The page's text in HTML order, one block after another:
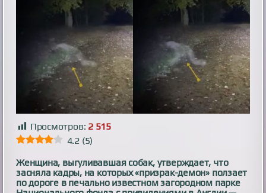
Просмотров: 2 515
4.2 (5)
Женщина, выгуливавшая собак, утверждает, что
засняла кадры, на которых «призрак-демон» ползает
по дороге в печально известном загородном парке